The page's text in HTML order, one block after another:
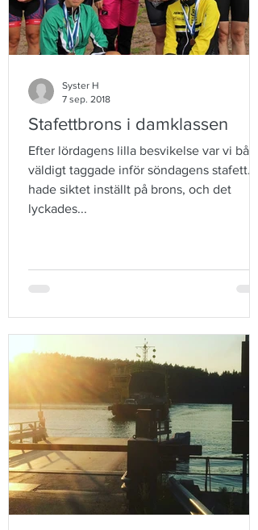
Stafettbrons i damklassen
Efter lördagens lilla besvikelse var vi båda
väldigt taggade inför söndagens stafett.
hade siktet inställt på brons, och det
lyckades...
Syster H
7 sep. 2018